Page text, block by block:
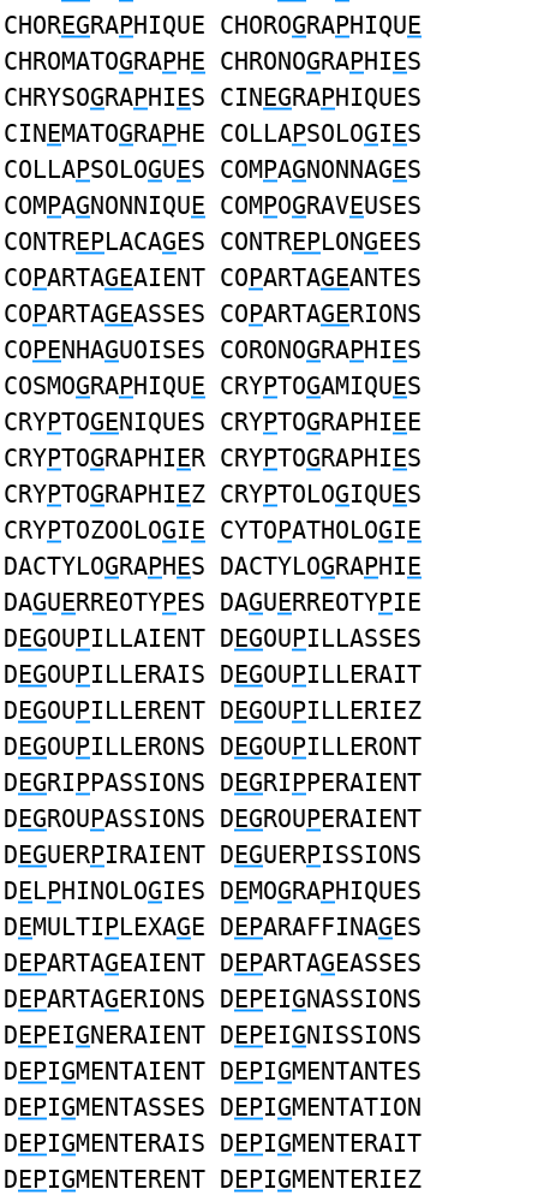
CHOREGRAPHIQUE CHOROGRAPHIQUE
CHROMATOGRAPHE CHRONOGRAPHIES
CHRYSOGRAPHIES CINEGRAPHIQUES
CINEMATOGRAPHE COLLAPSOLOGIES
COLLAPSOLOGUES COMPAGNONNAGES
COMPAGNONNIQUE COMPOGRAVEUSES
CONTREPLACAGES CONTREPLONGEES
COPARTAGEAIENT COPARTAGEANTES
COPARTAGEASSES COPARTAGERIONS
COPENHAGUOISES CORONOGRAPHIES
COSMOGRAPHIQUE CRYPTOGAMIQUES
CRYPTOGENIQUES CRYPTOGRAPHIEE
CRYPTOGRAPHIER CRYPTOGRAPHIES
CRYPTOGRAPHIEZ CRYPTOLOGIQUES
CRYPTOZOOLOGIE CYTOPATHOLOGIE
DACTYLOGRAPHES DACTYLOGRAPHIE
DAGUERREOTYPES DAGUERREOTYPIE
DEGOUPILLAIENT DEGOUPILLASSES
DEGOUPILLERAIS DEGOUPILLERAIT
DEGOUPILLERENT DEGOUPILLERIEZ
DEGOUPILLERONS DEGOUPILLERONT
DEGRIPPASSIONS DEGRIPPERAIENT
DEGROUPASSIONS DEGROUPERAIENT
DEGUERPIRAIENT DEGUERPISSIONS
DELPHINOLOGIES DEMOGRAPHIQUES
DEMULTIPLEXAGE DEPARAFFINAGES
DEPARTAGEAIENT DEPARTAGEASSES
DEPARTAGERIONS DEPEIGNASSIONS
DEPEIGNERAIENT DEPEIGNISSIONS
DEPIGMENTAIENT DEPIGMENTANTES
DEPIGMENTASSES DEPIGMENTATION
DEPIGMENTERAIS DEPIGMENTERAIT
DEPIGMENTERENT DEPIGMENTERIEZ